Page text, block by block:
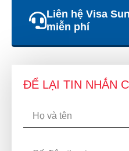
Liên hệ Visa
miễn phí
ĐỂ LẠI TIN NHẮN